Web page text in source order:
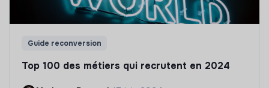
Guide reconversion
Top 100 des métiers qui recrutent en 2024